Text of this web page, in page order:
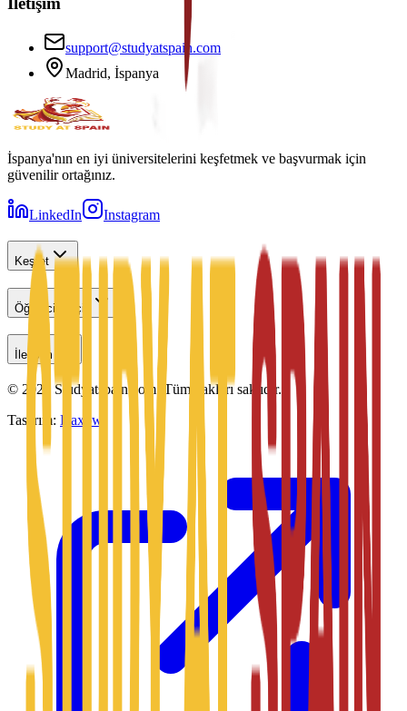
support@studyatspain.com
Madrid, İspanya
İspanya'nın en iyi üniversitelerini keşfetmek ve başvurmak için
güvenilir ortağınız.
LinkedIn Instagram
Keşfet
Öğrenciler İçin
İletişim
© 2026 Studyatspain.com. Tüm hakları saklıdır.
Tasarım: Daxow